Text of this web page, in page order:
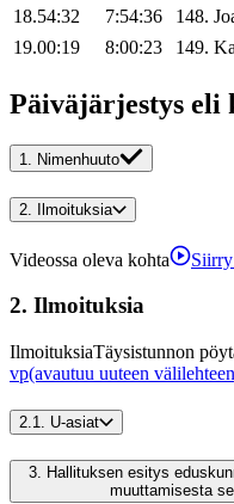
18.54:32
7:54:36 148.
19.00:19
8:00:23 149.
Päiväjärjestys eli
1. Nimenhuuto
2. Ilmoituksia
Videossa oleva kohta
2. Ilmoituksia
IlmoituksiaTäysistunnon
vp(avautuu uuteen
2.1. U-asiat
3. Hallituksen esitys
muuttamisesta